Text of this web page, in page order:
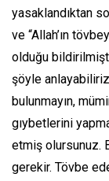
yasaklandıktan
ve “Allah’ın
olduğu
şöyle
bulunmayın,
gıybetlerini
etmiş olursunuz.
gerekir. Tövbe